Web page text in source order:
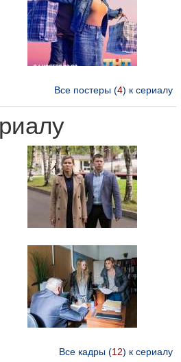
Все постеры (4) к сериалу
Все кадры (12) к сериалу